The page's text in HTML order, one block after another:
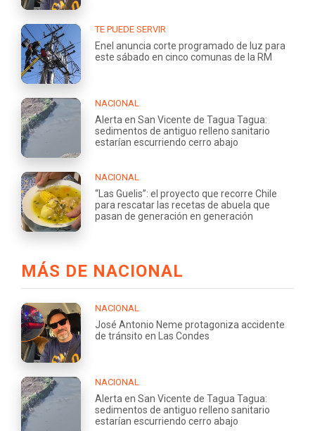
TE PUEDE SERVIR
Enel anuncia corte programado de luz para
este sábado en cinco comunas de la RM
NACIONAL
Alerta en San Vicente de Tagua Tagua:
sedimentos de antiguo relleno sanitario
estarían escurriendo cerro abajo
NACIONAL
“Las Guelis”: el proyecto que recorre Chile
para rescatar las recetas de abuela que
pasan de generación en generación
MÁS DE NACIONAL
NACIONAL
José Antonio Neme protagoniza accidente
de tránsito en Las Condes
NACIONAL
Alerta en San Vicente de Tagua Tagua:
sedimentos de antiguo relleno sanitario
estarían escurriendo cerro abajo